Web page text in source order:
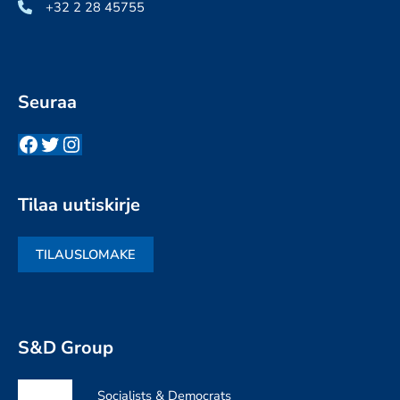
+32 2 28 45755
Seuraa
Facebook
Twitter
Instagram
Tilaa uutiskirje
TILAUSLOMAKE
S&D Group
Socialists & Democrats